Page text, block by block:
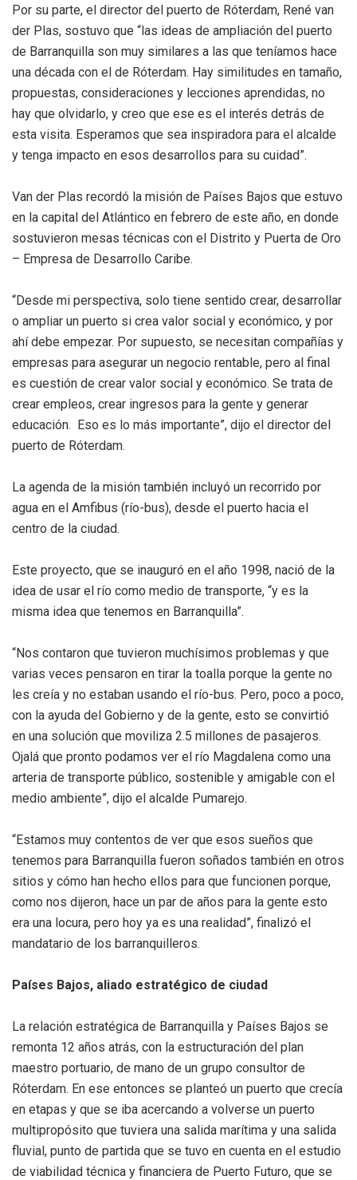
Por su parte, el director del puerto de Róterdam, René van
der Plas, sostuvo que “las ideas de ampliación del puerto
de Barranquilla son muy similares a las que teníamos hace
una década con el de Róterdam. Hay similitudes en tamaño,
propuestas, consideraciones y lecciones aprendidas, no
hay que olvidarlo, y creo que ese es el interés detrás de
esta visita. Esperamos que sea inspiradora para el alcalde
y tenga impacto en esos desarrollos para su cuidad”.
Van der Plas recordó la misión de Países Bajos que estuvo
en la capital del Atlántico en febrero de este año, en donde
sostuvieron mesas técnicas con el Distrito y Puerta de Oro
– Empresa de Desarrollo Caribe.
“Desde mi perspectiva, solo tiene sentido crear, desarrollar
o ampliar un puerto si crea valor social y económico, y por
ahí debe empezar. Por supuesto, se necesitan compañías y
empresas para asegurar un negocio rentable, pero al final
es cuestión de crear valor social y económico. Se trata de
crear empleos, crear ingresos para la gente y generar
educación. Eso es lo más importante”, dijo el director del
puerto de Róterdam.
La agenda de la misión también incluyó un recorrido por
agua en el Amfibus (río-bus), desde el puerto hacia el
centro de la ciudad.
Este proyecto, que se inauguró en el año 1998, nació de la
idea de usar el río como medio de transporte, “y es la
misma idea que tenemos en Barranquilla”.
“Nos contaron que tuvieron muchísimos problemas y que
varias veces pensaron en tirar la toalla porque la gente no
les creía y no estaban usando el río-bus. Pero, poco a poco,
con la ayuda del Gobierno y de la gente, esto se convirtió
en una solución que moviliza 2.5 millones de pasajeros.
Ojalá que pronto podamos ver el río Magdalena como una
arteria de transporte público, sostenible y amigable con el
medio ambiente”, dijo el alcalde Pumarejo.
“Estamos muy contentos de ver que esos sueños que
tenemos para Barranquilla fueron soñados también en otros
sitios y cómo han hecho ellos para que funcionen porque,
como nos dijeron, hace un par de años para la gente esto
era una locura, pero hoy ya es una realidad”, finalizó el
mandatario de los barranquilleros.
Países Bajos, aliado estratégico de ciudad
La relación estratégica de Barranquilla y Países Bajos se
remonta 12 años atrás, con la estructuración del plan
maestro portuario, de mano de un grupo consultor de
Róterdam. En ese entonces se planteó un puerto que crecía
en etapas y que se iba acercando a volverse un puerto
multipropósito que tuviera una salida marítima y una salida
fluvial, punto de partida que se tuvo en cuenta en el estudio
de viabilidad técnica y financiera de Puerto Futuro, que se